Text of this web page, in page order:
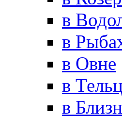
в
в
в Овне
в
в